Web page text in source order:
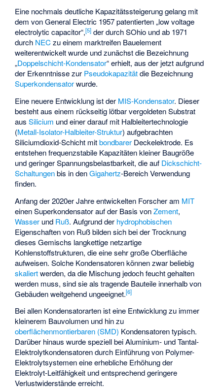
Eine nochmals deutliche Kapazitätssteigerung gelang mit
dem von General Electric 1957 patentierten „low voltage
electrolytic capacitor“,[5] der durchSOhio und ab 1971
durch NECzu einem marktreifen Bauelement
weiterentwickelt wurde und zunächst die Bezeichnung
„Doppelschicht-Kondensator“ erhielt, aus der jetzt aufgrund
der Erkenntnisse zur Pseudokapazitätdie Bezeichnung
Superkondensatorwurde.
Eine neuere Entwicklung ist der MIS-Kondensator. Dieser
besteht aus einem rückseitig lötbar vergoldeten Substrat
ausSilicium und einer darauf mit Halbleitertechnologie
(Metall-Isolator-Halbleiter-Struktur) aufgebrachten
Siliciumdioxid-Schicht mitbondbarer Deckelektrode. Es
entstehen frequenzstabile Kapazitäten kleiner Baugröße
und geringer Spannungsbelastbarkeit, die auf Dickschicht-
Schaltungenbis in denGigahertz-Bereich Verwendung
finden.
Anfang der 2020er Jahre entwickelten Forscher am MIT
einen Superkondensator auf der Basis vonZement,
Wasser und Ruß. Aufgrund der hydrophobischen
Eigenschaften von Ruß bilden sich bei der Trocknung
dieses Gemischs langkettige netzartige
Kohlenstoffstrukturen, die eine sehr große Oberfläche
aufweisen. Solche Kondensatoren können zwar beliebig
skaliertwerden, da die Mischung jedoch feucht gehalten
werden muss, sind sie als tragende Bauteile innerhalb von
Gebäuden weitgehend ungeeignet.[6]
Bei allen Kondensatorarten ist eine Entwicklung zu immer
kleinerem Bauvolumen und hin zu
oberflächenmontierbaren (SMD) Kondensatoren typisch.
Darüber hinaus wurde speziell bei Aluminium- und Tantal-
Elektrolytkondensatoren durch Einführung von Polymer-
Elektrolytsystemen eine erhebliche Erhöhung der
Elektrolyt-Leitfähigkeit und entsprechend geringere
Verlustwiderstände erreicht.